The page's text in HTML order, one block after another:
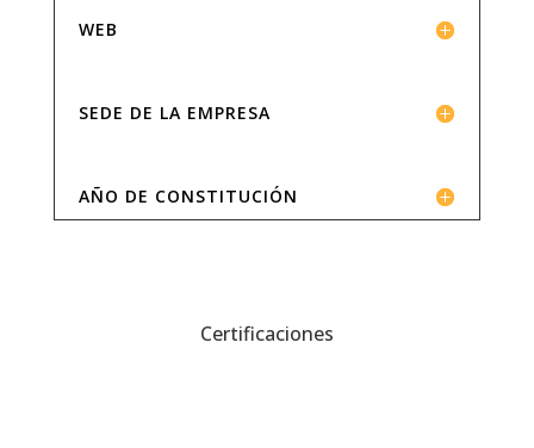
WEB
SEDE DE LA EMPRESA
AÑO DE CONSTITUCIÓN
Certificaciones